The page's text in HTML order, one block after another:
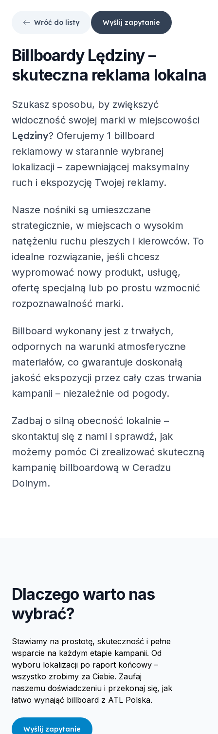
Wróć do listy Wyślij zapytanie
Billboardy Lędziny–
skuteczna reklama lokalna
Szukasz sposobu, by zwiększyć
widoczność swojej marki w miejscowości
Lędziny? Oferujemy 1 billboard
reklamowy w starannie wybranej
lokalizacji – zapewniającej maksymalny
ruch i ekspozycję Twojej reklamy.
Nasze nośniki są umieszczane
strategicznie, w miejscach o wysokim
natężeniu ruchu pieszych i kierowców. To
idealne rozwiązanie, jeśli chcesz
wypromować nowy produkt, usługę,
ofertę specjalną lub po prostu wzmocnić
rozpoznawalność marki.
Billboard wykonany jest z trwałych,
odpornych na warunki atmosferyczne
materiałów, co gwarantuje doskonałą
jakość ekspozycji przez cały czas trwania
kampanii – niezależnie od pogody.
Zadbaj o silną obecność lokalnie –
skontaktuj się z nami i sprawdź, jak
możemy pomóc Ci zrealizować skuteczną
kampanię billboardową w Ceradzu
Dolnym.
Dlaczego warto nas
wybrać?
Stawiamy na prostotę, skuteczność i pełne
wsparcie na każdym etapie kampanii. Od
wyboru lokalizacji po raport końcowy –
wszystko zrobimy za Ciebie. Zaufaj
naszemu doświadczeniu i przekonaj się, jak
łatwo wynająć billboard z ATL Polska.
Wyślij zapytanie